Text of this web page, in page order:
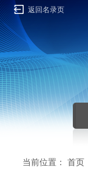
返回名录页
当前位置： 首页